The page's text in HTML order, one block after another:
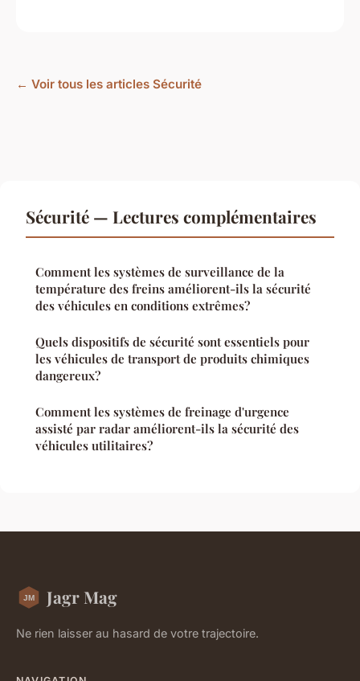
← Voir tous les articles Sécurité
Sécurité — Lectures complémentaires
Comment les systèmes de surveillance de la
température des freins améliorent-ils la sécurité
des véhicules en conditions extrêmes?
Quels dispositifs de sécurité sont essentiels pour
les véhicules de transport de produits chimiques
dangereux?
Comment les systèmes de freinage d'urgence
assisté par radar améliorent-ils la sécurité des
véhicules utilitaires?
Jagr Mag
Ne rien laisser au hasard de votre trajectoire.